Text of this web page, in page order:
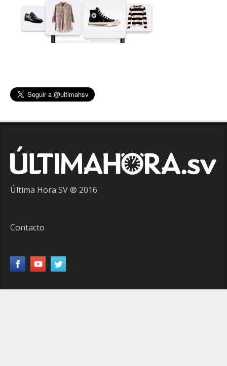
Última Hora SV ® 2016
Contacto